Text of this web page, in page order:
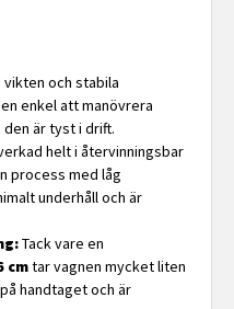
vikten och stabila
enkel att manövrera
är tyst i drift.
helt i återvinningsbar
process med låg
underhåll och är
Tack vare en
cmtar vagnen mycket liten
handtaget och är